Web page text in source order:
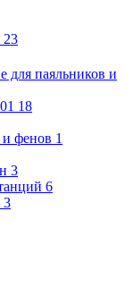
23
для паяльников и
18
и фенов 1
3
6
3